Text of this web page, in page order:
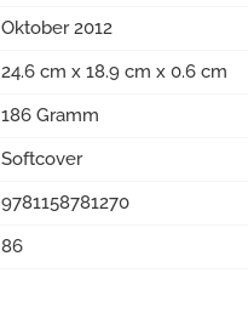
Oktober 2012
24.6 cm x 18.9 cm x 0.6 cm
186 Gramm
Softcover
9781158781270
86